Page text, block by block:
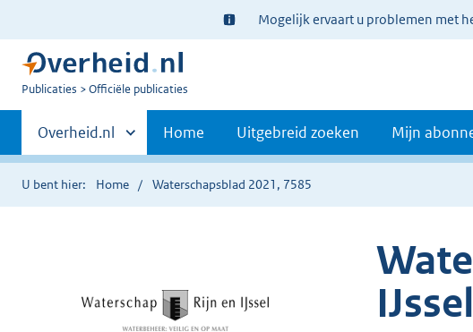
Ter
informatie:
Mogelijk ervaart u problemen met
U
Publicaties Officiële publicaties
Primaire
navigatie
Andere
sites
binnen
Overheid.nl Home Uitgebreid zoeken Mijn
U bent hier: Home Waterschapsblad 2021, 7585
IJssel